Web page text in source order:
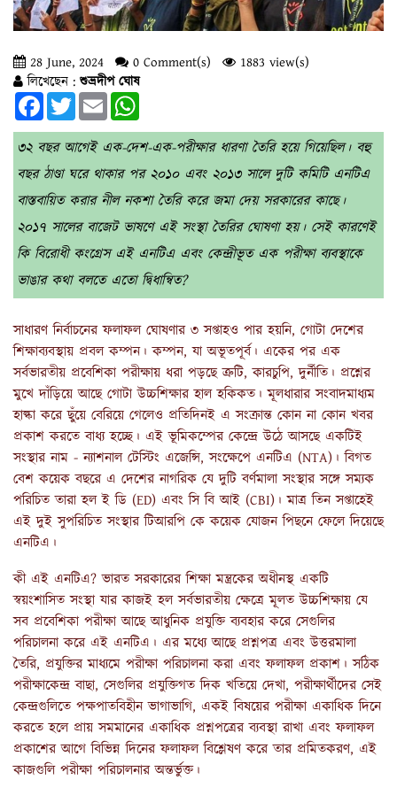
28 June, 2024 0 Comment(s)
1883 view(s)
লিখেছেন :শুভ্রদীপ ঘোষ
FacebookTwitterEmail
৩২ বছর আগেই এক-দেশ-এক-পরীক্ষার ধারণা তৈরি হয়ে গিয়েছিল। বহু
বছর ঠাণ্ডা ঘরে থাকার পর ২০১০ এবং ২০১৩ সালে দুটি কমিটি এনটিএ
বাস্তবায়িত করার নীল নকশা তৈরি করে জমা দেয় সরকারের কাছে।
২০১৭ সালের বাজেট ভাষণে এই সংস্থা তৈরির ঘোষণা হয়। সেই কারণেই
কি বিরোধী কংগ্রেস এই এনটিএ এবং কেন্দ্রীভূত এক পরীক্ষা ব্যবস্থাকে
ভাঙার কথা বলতে এতো দ্বিধান্বিত?
সাধারণ নির্বাচনের ফলাফল ঘোষণার ৩ সপ্তাহও পার হয়নি, গোটা দেশের
শিক্ষাব্যবস্থায় প্রবল কম্পন। কম্পন, যা অভূতপূর্ব। একের পর এক
সর্বভারতীয় প্রবেশিকা পরীক্ষায় ধরা পড়ছে ত্রুটি, কারচুপি, দুর্নীতি। প্রশ্নের
মুখে দাঁড়িয়ে আছে গোটা উচ্চশিক্ষার হাল হকিকত। মূলধারার সংবাদমাধ্যম
হাল্কা করে ছুঁয়ে বেরিয়ে গেলেও প্রতিদিনই এ সংক্রান্ত কোন না কোন খবর
প্রকাশ করতে বাধ্য হচ্ছে। এই ভূমিকম্পের কেন্দ্রে উঠে আসছে একটিই
সংস্থার নাম - ন্যাশনাল টেস্টিং এজেন্সি, সংক্ষেপে এনটিএ (NTA)। বিগত
বেশ কয়েক বছরে এ দেশের নাগরিক যে দুটি বর্ণমালা সংস্থার সঙ্গে সম্যক
পরিচিত তারা হল ই ডি (ED) এবং সি বি আই (CBI)। মাত্র তিন সপ্তাহেই
এই দুই সুপরিচিত সংস্থার টিআরপি কে কয়েক যোজন পিছনে ফেলে দিয়েছে
এনটিএ।
কী এই এনটিএ? ভারত সরকারের শিক্ষা মন্ত্রকের অধীনস্থ একটি
স্বয়ংশাসিত সংস্থা যার কাজই হল সর্বভারতীয় ক্ষেত্রে মূলত উচ্চশিক্ষায় যে
সব প্রবেশিকা পরীক্ষা আছে আধুনিক প্রযুক্তি ব্যবহার করে সেগুলির
পরিচালনা করে এই এনটিএ। এর মধ্যে আছে প্রশ্নপত্র এবং উত্তরমালা
তৈরি, প্রযুক্তির মাধ্যমে পরীক্ষা পরিচালনা করা এবং ফলাফল প্রকাশ। সঠিক
পরীক্ষাকেন্দ্র বাছা, সেগুলির প্রযুক্তিগত দিক খতিয়ে দেখা, পরীক্ষার্থীদের সেই
কেন্দ্রগুলিতে পক্ষপাতবিহীন ভাগাভাগি, একই বিষয়ের পরীক্ষা একাধিক দিনে
করতে হলে প্রায় সমমানের একাধিক প্রশ্নপত্রের ব্যবস্থা রাখা এবং ফলাফল
প্রকাশের আগে বিভিন্ন দিনের ফলাফল বিশ্লেষণ করে তার প্রমিতকরণ, এই
কাজগুলি পরীক্ষা পরিচালনার অন্তর্ভুক্ত।